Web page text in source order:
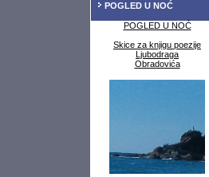
POGLED U NOĆ
POGLED U NOĆ
Skice za knjigu poezije
Ljubodraga
Obradovića